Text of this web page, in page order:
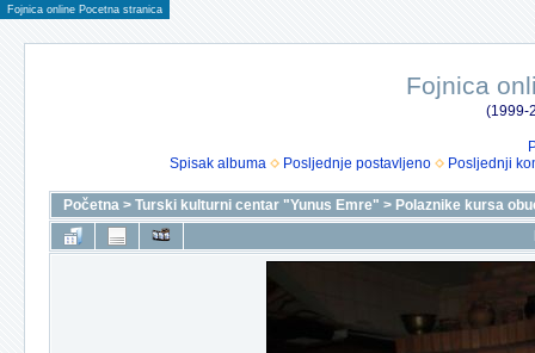
Fojnica online Pocetna stranica
Fojnica
(1999-
Spisak albuma
Posljednje postavljeno Posljednji
Početna > Turski kulturni centar "Yunus Emre" > Polaznike kursa